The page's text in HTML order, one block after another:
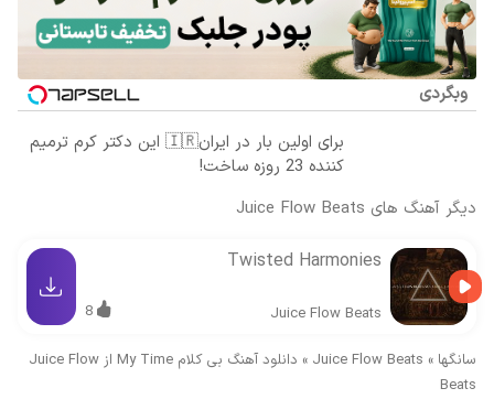
وبگردی
برای اولین بار در ایران🇮🇷 این دکتر کرم ترمیم
کننده 23 روزه ساخت!
دیگر آهنگ های Juice Flow Beats
Twisted Harmonies
Juice Flow Beats
8
سانگها »
Juice Flow Beats
»
دانلود آهنگ بی کلام My Time از Juice Flow
Beats